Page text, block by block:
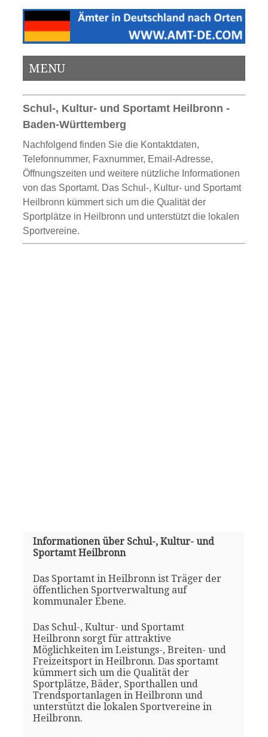
MENU
Schul-, Kultur- und Sportamt Heilbronn -
Baden-Württemberg
Nachfolgend finden Sie die Kontaktdaten,
Telefonnummer, Faxnummer, Email-Adresse,
Öffnungszeiten und weitere nützliche Informationen
von das Sportamt. Das Schul-, Kultur- und Sportamt
Heilbronn kümmert sich um die Qualität der
Sportplätze in Heilbronn und unterstützt die lokalen
Sportvereine.
Informationen über Schul-, Kultur- und
Sportamt Heilbronn
Das Sportamt in Heilbronn ist Träger der
öffentlichen Sportverwaltung auf
kommunaler Ebene.
Das Schul-, Kultur- und Sportamt
Heilbronn sorgt für attraktive
Möglichkeiten im Leistungs-, Breiten- und
Freizeitsport in Heilbronn. Das sportamt
kümmert sich um die Qualität der
Sportplätze, Bäder, Sporthallen und
Trendsportanlagen in Heilbronn und
unterstützt die lokalen Sportvereine in
Heilbronn.